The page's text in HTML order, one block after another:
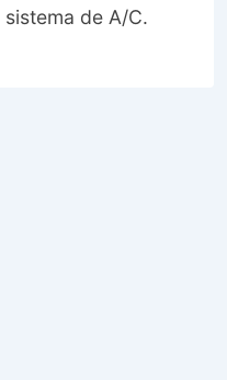
de A/C.